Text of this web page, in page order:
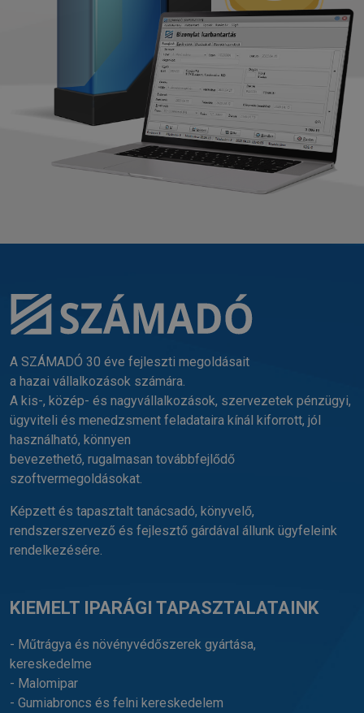
A SZÁMADÓ 30 éve fejleszti megoldásait
a hazai vállalkozások számára.
A kis-, közép- és nagyvállalkozások, szervezetek pénzügyi,
ügyviteli és menedzsment feladataira kínál kiforrott, jól
használható, könnyen
bevezethető, rugalmasan továbbfejlődő
szoftvermegoldásokat.
Képzett és tapasztalt tanácsadó, könyvelő,
rendszerszervező és fejlesztő gárdával állunk ügyfeleink
rendelkezésére.
KIEMELT IPARÁGI TAPASZTALATAINK
- Műtrágya és növényvédőszerek gyártása,
kereskedelme
- Malomipar
- Gumiabroncs és felni kereskedelem